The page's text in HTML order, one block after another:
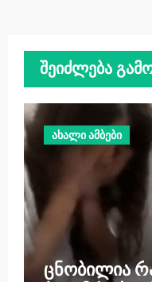
შეიძლება
ახალი ამბები
ცნობილია